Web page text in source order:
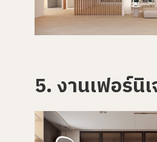
5. งานเฟอร์นิ